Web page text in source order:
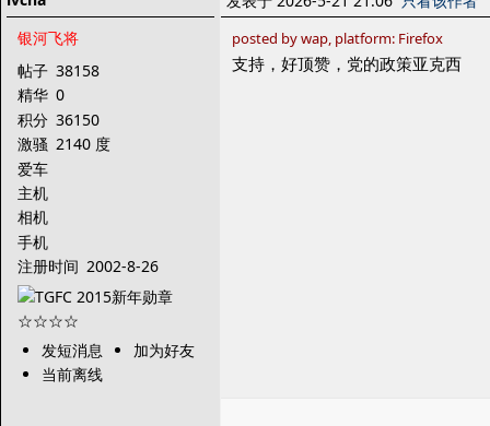
银河飞将
帖子 38158
精华 0
积分 36150
激骚 2140 度
爱车
主机
相机
手机
注册时间 2002-8-26
发短消息
加为好友
当前离线
posted by wap, platform: Firefox
支持，好顶赞，党的政策亚克西